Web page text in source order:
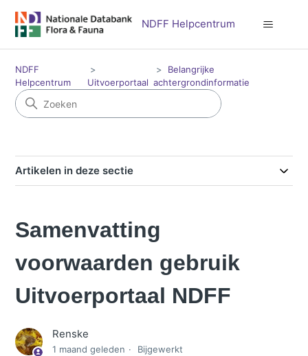
NDFF Helpcentrum
NDFF
Helpcentrum
Uitvoerportaal
Belangrijke
achtergrondinformatie
Artikelen in deze sectie
Samenvatting
voorwaarden gebruik
Uitvoerportaal NDFF
Renske
1 maand geleden Bijgewerkt